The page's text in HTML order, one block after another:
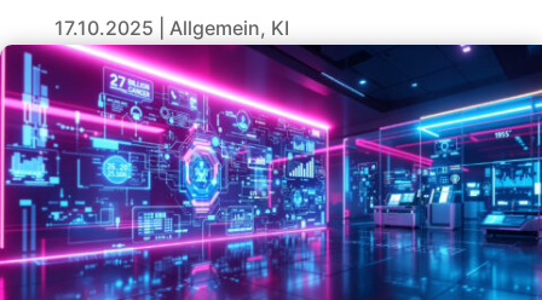
17.10.2025 Allgemein, KI